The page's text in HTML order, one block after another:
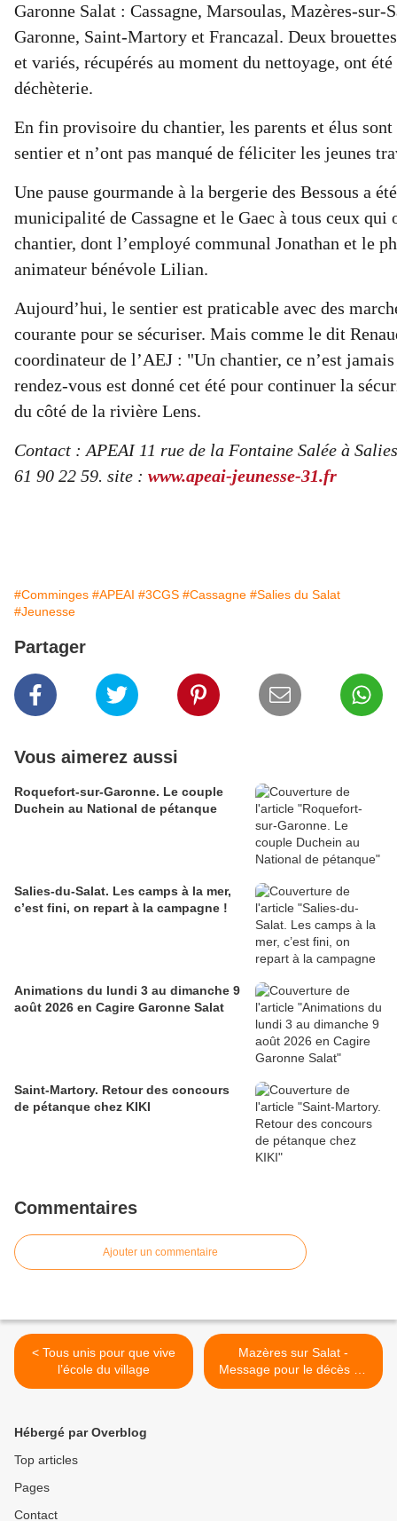
Garonne Salat : Cassagne, Marsoulas, Mazères-sur-
Garonne, Saint-Martory et Francazal. Deux
et variés, récupérés au moment du nettoyage, ont été
déchèterie.
En fin provisoire du chantier, les parents et élus sont
sentier et n’ont pas manqué de féliciter les jeunes
Une pause gourmande à la bergerie des Bessous a
municipalité de Cassagne et le Gaec à tous ceux qui
chantier, dont l’employé communal Jonathan et le
animateur bénévole Lilian.
Aujourd’hui, le sentier est praticable avec des
courante pour se sécuriser. Mais comme le dit
coordinateur de l’AEJ : "Un chantier, ce n’est
rendez-vous est donné cet été pour continuer la
du côté de la rivière Lens.
Contact : APEAI 11 rue de la Fontaine Salée à
61 90 22 59. site : www.apeai-jeunesse-31.fr
#Comminges #APEAI #3CGS #Cassagne #Salies du Salat
#Jeunesse
Partager
Vous aimerez aussi
Roquefort-sur-Garonne. Le couple
Duchein au National de pétanque
Salies-du-Salat. Les camps à la mer,
c’est fini, on repart à la campagne !
Animations du lundi 3 au dimanche 9
août 2026 en Cagire Garonne Salat
Saint-Martory. Retour des concours
de pétanque chez KIKI
Commentaires
Ajouter un commentaire
< Tous unis pour que vive
l’école du village
Mazères sur Salat -
Message pour le décès de
Martine Borde née Ajas >
Hébergé par Overblog
Top articles
Pages
Contact